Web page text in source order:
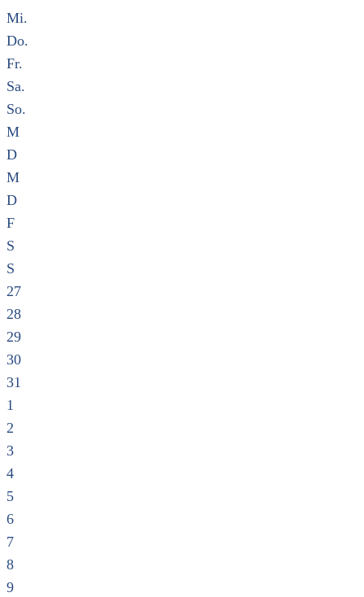
Mi.
Do.
Fr.
Sa.
So.
M
D
M
D
F
S
S
27
28
29
30
31
1
2
3
4
5
6
7
8
9